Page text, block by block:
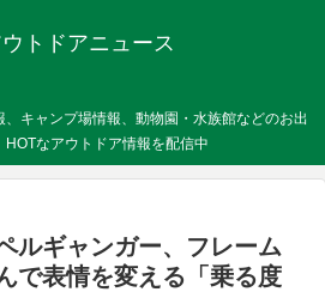
トドアニュース
キャンプ場情報、動物園・水族館などのお出
HOTなアウトドア情報を配信中
ルギャンガー、フレーム
で表情を変える「乗る度